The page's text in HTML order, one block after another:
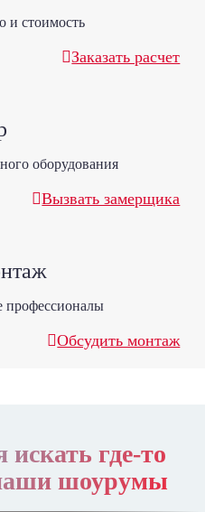
и стоимость
Заказать расчет
оборудования
Вызвать замерщика
профессионалы
Обсудить монтаж
где-то
шоурумы